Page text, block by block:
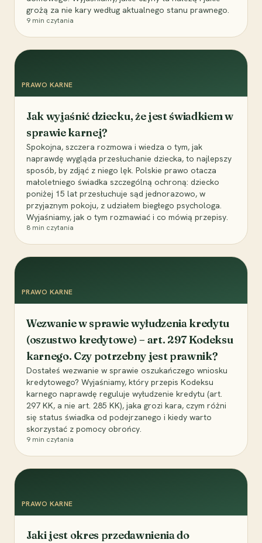
grożą za nie kary według aktualnego stanu prawnego.
9 min czytania
PRAWO KARNE
Jak wyjaśnić dziecku, że jest świadkiem w
sprawie karnej?
Spokojna, szczera rozmowa i wiedza o tym, jak
naprawdę wygląda przesłuchanie dziecka, to najlepszy
sposób, by zdjąć z niego lęk. Polskie prawo otacza
małoletniego świadka szczególną ochroną: dziecko
poniżej 15 lat przesłuchuje sąd jednorazowo, w
przyjaznym pokoju, z udziałem biegłego psychologa.
Wyjaśniamy, jak o tym rozmawiać i co mówią przepisy.
8 min czytania
PRAWO KARNE
Wezwanie w sprawie wyłudzenia kredytu
(oszustwo kredytowe) – art. 297 Kodeksu
karnego. Czy potrzebny jest prawnik?
Dostałeś wezwanie w sprawie oszukańczego wniosku
kredytowego? Wyjaśniamy, który przepis Kodeksu
karnego naprawdę reguluje wyłudzenie kredytu (art.
297 KK, a nie art. 285 KK), jaka grozi kara, czym różni
się status świadka od podejrzanego i kiedy warto
skorzystać z pomocy obrońcy.
9 min czytania
PRAWO KARNE
Jaki jest okres przedawnienia do